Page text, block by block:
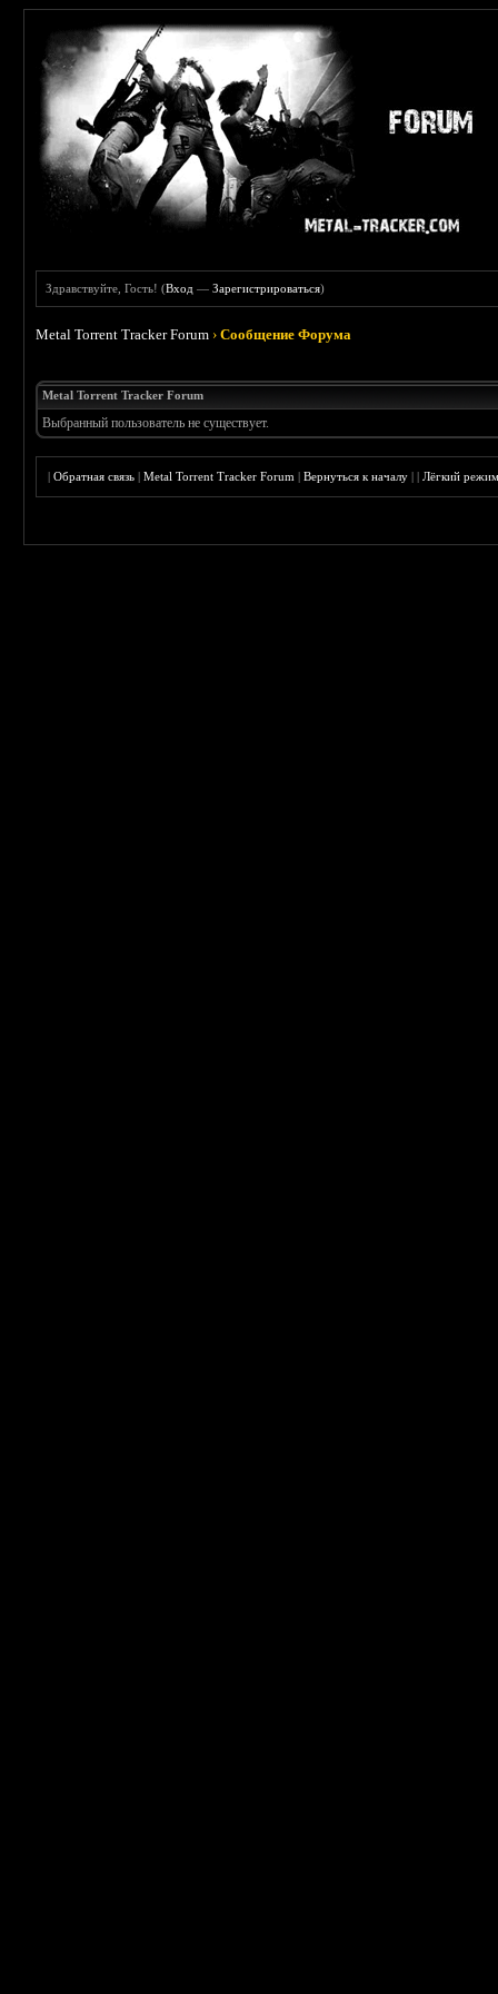
Здравствуйте, Гость! (Вход —Зарегистрироваться)
Metal Torrent Tracker Forum ›Сообщение Форума
Metal Torrent Tracker Forum
Выбранный пользователь не существует.
|Обратная связь |Metal Torrent Tracker Forum |Вернуться к началу ||Лёгкий